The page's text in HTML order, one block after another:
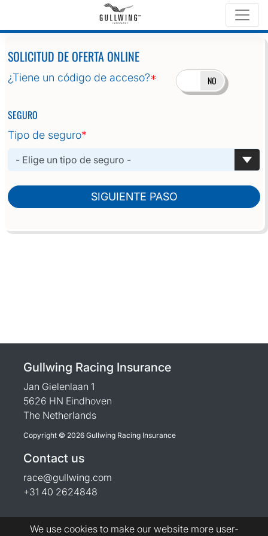
Solicitud de oferta online
SOLICITUD DE OFERTA ONLINE
¿Tiene un código de acceso?* NO
SEGURO
Tipo de seguro*
SIGUIENTE PASO
Gullwing Racing Insurance
Jan Gielenlaan 1
5626 HN Eindhoven
The Netherlands
Copyright © 2026 Gullwing Racing Insurance
Contact us
race@gullwing.com
+31 40 2624848
We use cookies to make our website more user-